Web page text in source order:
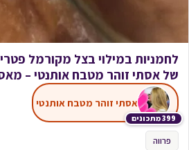
לחמניות במילוי בצל מקורמל
של אסתי זוהר מטבח אותנטי –
399 מתכונים
אסתי זוהר מטבח אותנטי
פרווה